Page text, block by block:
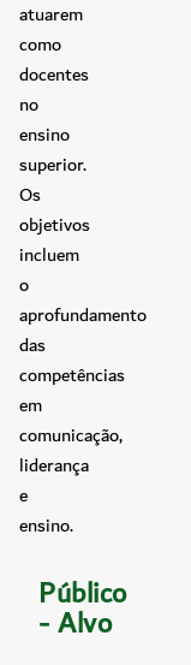
atuarem
como
docentes
no
ensino
superior.
Os
objetivos
incluem
o
aprofundamento
das
competências
em
comunicação,
liderança
e
ensino.
Público
- Alvo